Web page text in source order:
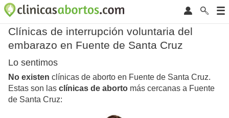
Clínicas de interrupción voluntaria del
embarazo en Fuente de Santa Cruz
Lo sentimos
No existen clínicas de aborto en Fuente de Santa Cruz.
Estas son las clínicas de aborto más cercanas a Fuente
de Santa Cruz: